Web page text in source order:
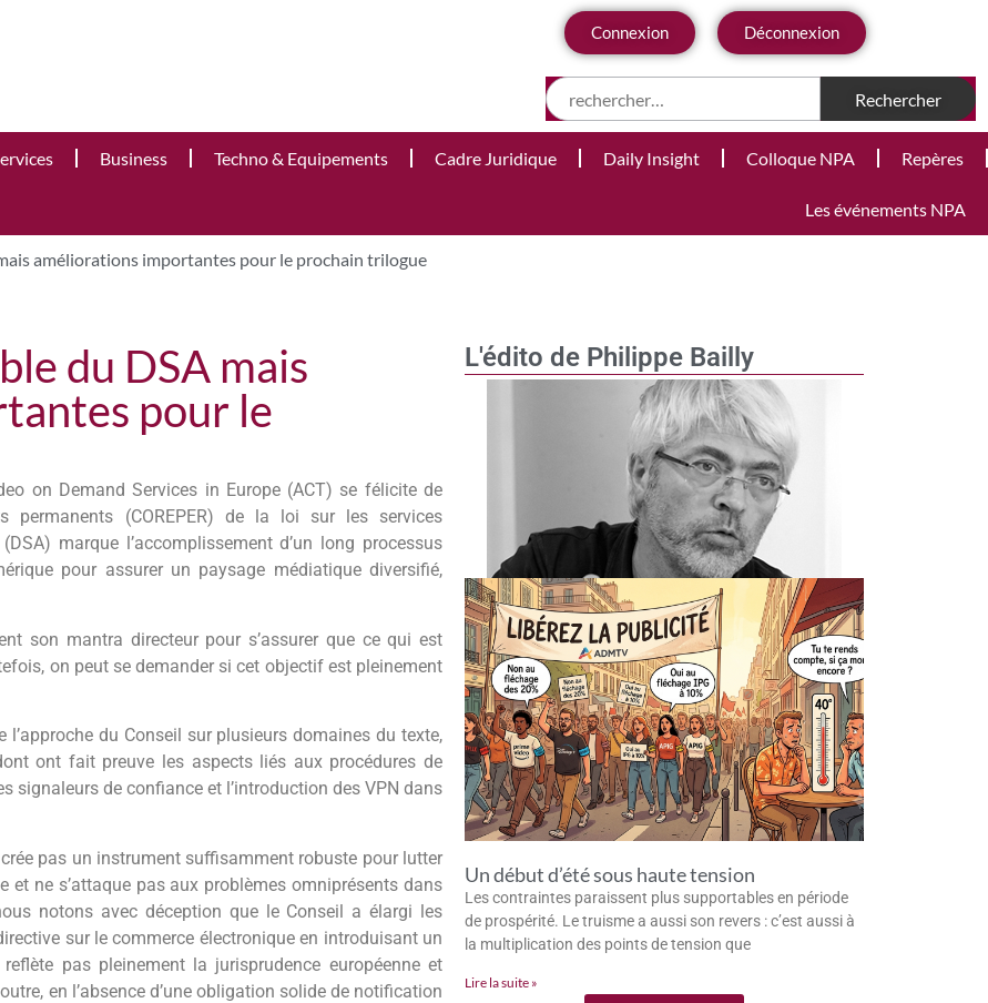
Connexion Déconnexion
Business Techno & Equipements Cadre Juridique Daily Insight Colloque NPA Repères
Les événements NPA
améliorations importantes pour le prochain trilogue
L'édito de Philippe Bailly
Un début d’été sous haute tension
Les contraintes paraissent plus supportables en période
de prospérité. Le truisme a aussi son revers : c’est aussi à
la multiplication des points de tension que
Lire la suite »
du DSA mais
pour le
on Demand Services in Europe (ACT) se félicite de
permanents (COREPER) de la loi sur les services
marque l’accomplissement d’un long processus
pour assurer un paysage médiatique diversifié,
son mantra directeur pour s’assurer que ce qui est
on peut se demander si cet objectif est pleinement
du Conseil sur plusieurs domaines du texte,
ont fait preuve les aspects liés aux procédures de
signaleurs de confiance et l’introduction des VPN dans
pas un instrument suffisamment robuste pour lutter
ne s’attaque pas aux problèmes omniprésents dans
notons avec déception que le Conseil a élargi les
sur le commerce électronique en introduisant un
pas pleinement la jurisprudence européenne et
en l’absence d’une obligation solide de notification